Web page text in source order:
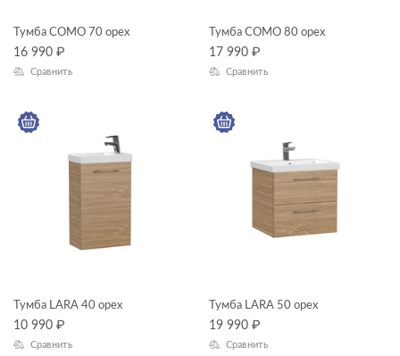
КОЛЛЕКЦИЯ
COLOUR
MELAR
MODUO
Тумба COMO 70 орех
16 990 ₽
Сравнить
Тумба COMO 80 орех
17 990 ₽
Сравнить
Тумба LARA 40 орех
10 990 ₽
Сравнить
Тумба LARA 50 орех
19 990 ₽
Сравнить